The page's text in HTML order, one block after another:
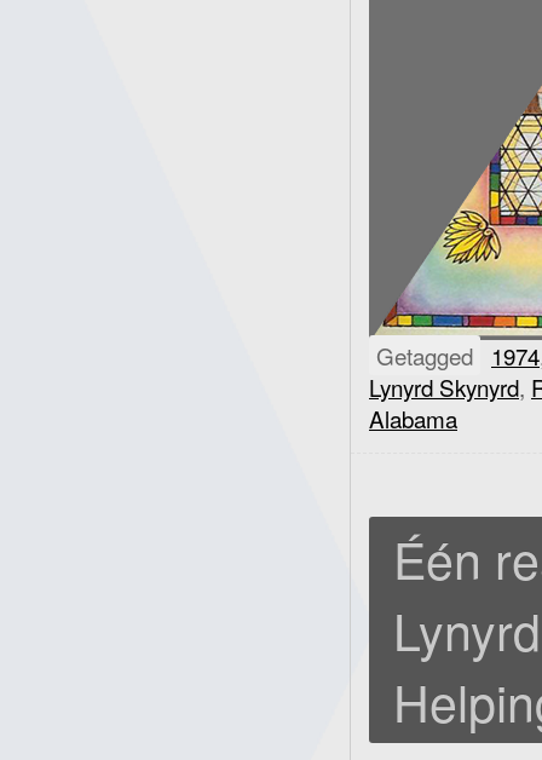
Getagged 1974
Lynyrd Skynyrd,
Alabama
Één